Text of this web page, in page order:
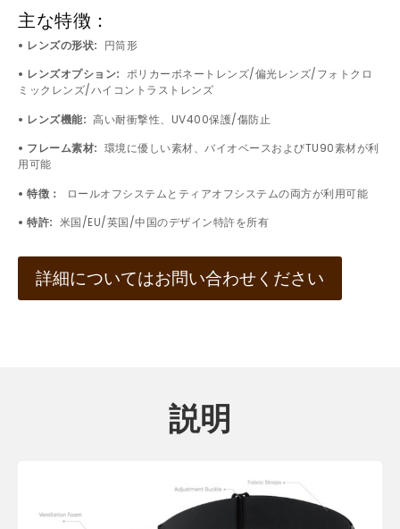
主な特徴：
• レンズの形状: 円筒形
• レンズオプション: ポリカーボネートレンズ/偏光レンズ/フォトクロ
ミックレンズ/ハイコントラストレンズ
• レンズ機能: 高い耐衝撃性、UV400保護/傷防止
• フレーム素材: 環境に優しい素材、バイオベースおよびTU90素材が利
用可能
• 特徴：
ロールオフシステムとティアオフシステムの両方が利用可能
• 特許: 米国/EU/英国/中国のデザイン特許を所有
詳細についてはお問い合わせください
説明